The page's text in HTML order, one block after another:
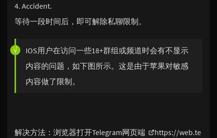
Accident.
等待一段时间后，即可解除私聊限制。
IOS用户在访问一些18+群组或频道时会有不显示
内容的问题，如下图所示。这是由于苹果对敏感
内容做了限制。
解决方法：浏览器打开Telegram网页端
https://web.te